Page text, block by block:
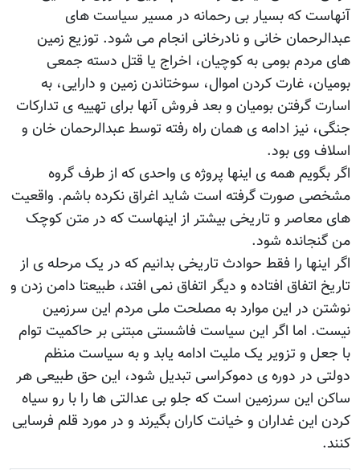
آنهاست که بسیار بی رحمانه در مسیر سیاست های
عبدالرحمان خانی و نادرخانی انجام می شود. توزیع زمین
های مردم بومی به کوچیان، اخراج یا قتل دسته جمعی
بومیان، غارت کردن اموال، سوختاندن زمین و دارایی، به
اسارت گرفتن بومیان و بعد فروش آنها برای تهییه ی تدارکات
جنگی، نیز ادامه ی همان راه رفته توسط عبدالرحمان خان و
اسلاف وی بود.
اگر بگویم همه ی اینها پروژه ی واحدی که از طرف گروه
مشخصی صورت گرفته است شاید اغراق نکرده باشم. واقعیت
های معاصر و تاریخی بیشتر از اینهاست که در متن کوچک
من گنجانده شود.
اگر اینها را فقط حوادث تاریخی بدانیم که در یک مرحله ی از
تاریخ اتفاق افتاده و دیگر اتفاق نمی افتد، طبیعتا دامن زدن و
نوشتن در این موارد به مصلحت ملی مردم این سرزمین
نیست. اما اگر این سیاست فاشستی مبتنی بر حاکمیت توام
با جعل و تزویر یک ملیت ادامه یابد و به سیاست منظم
دولتی در دوره ی دموکراسی تبدیل شود، این حق طبیعی هر
ساکن این سرزمین است که جلو بی عدالتی ها را با رو سیاه
کردن این غداران و خیانت کاران بگیرند و در مورد قلم فرسایی
کنند.